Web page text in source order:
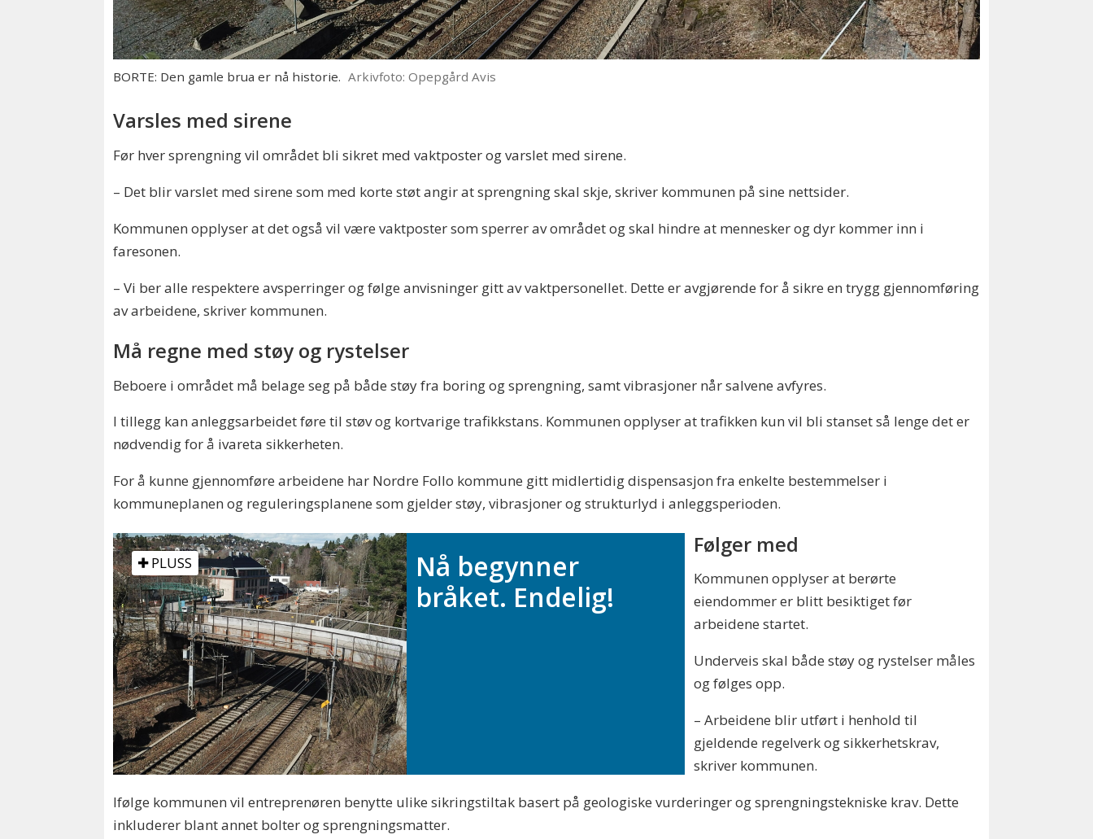
BORTE: Den gamle brua er nå historie. Arkivfoto: Opepgård Avis
Varsles med sirene
Før hver sprengning vil området bli sikret med vaktposter og varslet med sirene.
– Det blir varslet med sirene som med korte støt angir at sprengning skal skje, skriver kommunen på sine nettsider.
Kommunen opplyser at det også vil være vaktposter som sperrer av området og skal hindre at mennesker og dyr kommer inn i
faresonen.
– Vi ber alle respektere avsperringer og følge anvisninger gitt av vaktpersonellet. Dette er avgjørende for å sikre en trygg gjennomføring
av arbeidene, skriver kommunen.
Må regne med støy og rystelser
Beboere i området må belage seg på både støy fra boring og sprengning, samt vibrasjoner når salvene avfyres.
I tillegg kan anleggsarbeidet føre til støv og kortvarige trafikkstans. Kommunen opplyser at trafikken kun vil bli stanset så lenge det er
nødvendig for å ivareta sikkerheten.
For å kunne gjennomføre arbeidene har Nordre Follo kommune gitt midlertidig dispensasjon fra enkelte bestemmelser i
kommuneplanen og reguleringsplanene som gjelder støy, vibrasjoner og strukturlyd i anleggsperioden.
PLUSS
Nå begynner
bråket. Endelig!
Følger med
Kommunen opplyser at berørte
eiendommer er blitt besiktiget før
arbeidene startet.
Underveis skal både støy og rystelser måles
og følges opp.
– Arbeidene blir utført i henhold til
gjeldende regelverk og sikkerhetskrav,
skriver kommunen.
Ifølge kommunen vil entreprenøren benytte ulike sikringstiltak basert på geologiske vurderinger og sprengningstekniske krav. Dette
inkluderer blant annet bolter og sprengningsmatter.